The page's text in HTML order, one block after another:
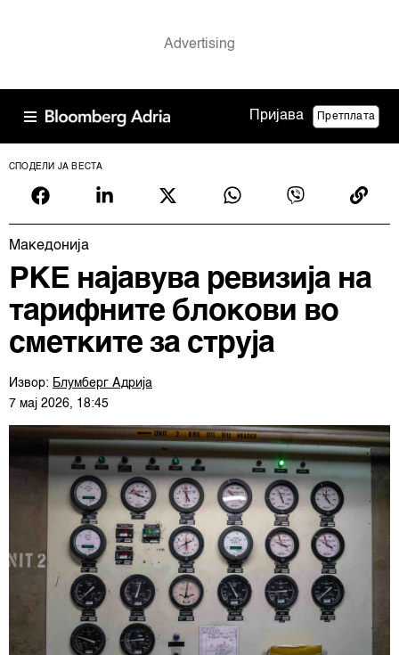
Пријава Претплата
СПОДЕЛИ ЈА ВЕСТА
Македонија
РКЕ најавува ревизија на
тарифните блокови во
сметките за струја
Извор: Блумберг Адрија
7 мај 2026, 18:45